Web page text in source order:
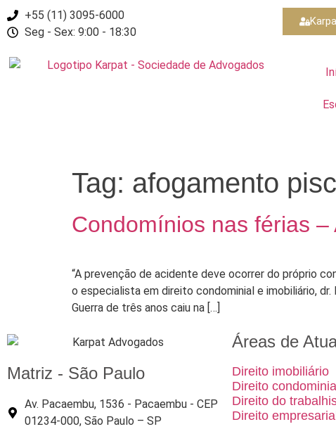
+55 (11) 3095-6000
Seg - Sex: 9:00 - 18:30
Tag: afogamento
Condomínios nas férias
“A prevenção de acidente deve ocorrer do próprio
o especialista em direito condominial e imobiliário,
Guerra de três anos caiu na […]
Matriz - São Paulo
Av. Pacaembu, 1536 - Pacaembu - CEP
01234-000, São Paulo – SP
Áreas de
Direito imobiliário
Direito condominial
Direito do
Direito empresarial